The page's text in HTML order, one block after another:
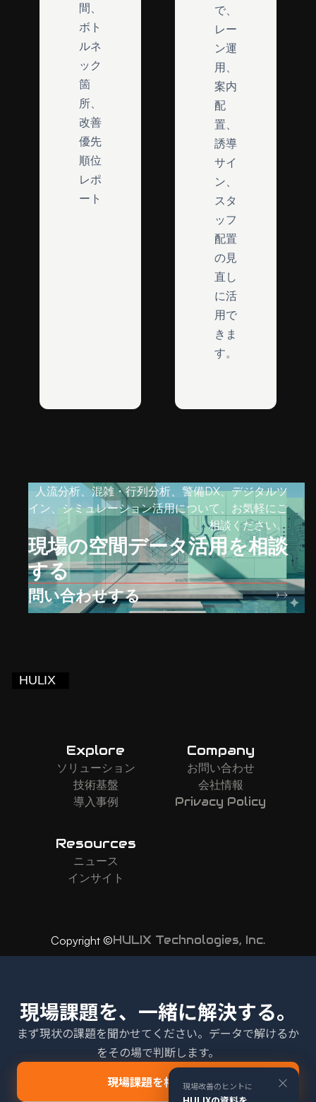
間、
ボト
ルネ
ック
箇
所、
改善
優先
順位
レポ
ート
で、
レー
ン運
用、
案内
配
置、
誘導
サイ
ン、
スタ
ッフ
配置
の見
直し
に活
用で
きま
す。
人流分析、混雑・行列分析、警備DX、デジタルツ
イン、シミュレーション活用について、お気軽にご
相談ください。
現場の空間データ活用を相談
する
問い合わせする
Explore
ソリューション
技術基盤
導入事例
Company
お問い合わせ
会社情報
Privacy Policy
Resources
ニュース
インサイト
Copyright ©HULIX Technologies, Inc.
現場課題を、一緒に解決する。
まず現状の課題を聞かせてください。データで解けるか
をその場で判断します。
現場課題を相談する
×
現場改善のヒントに